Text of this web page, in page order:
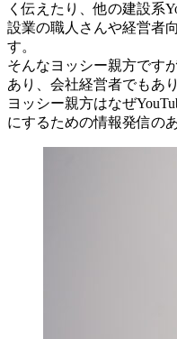
く伝えたり、他の建設系
設業の職人さんや経営者
す。
そんなヨッシー親方です
あり、会社経営者でもあり
ヨッシー親方はなぜ
にするための情報発信の